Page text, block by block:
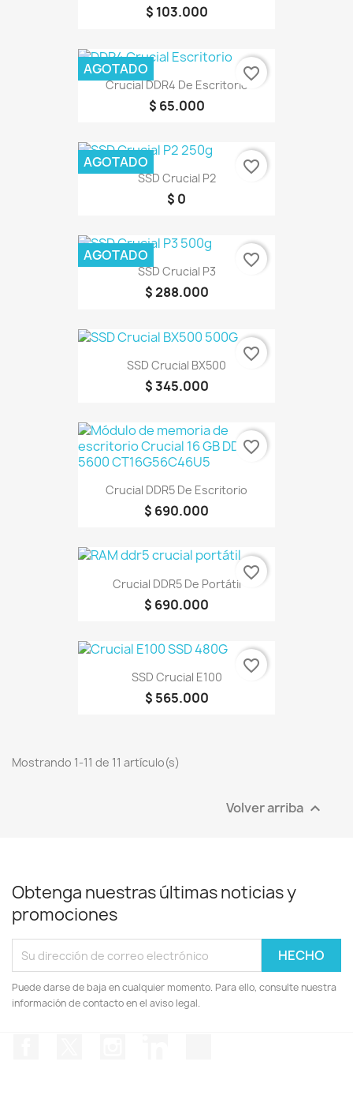
$ 103.000
Crucial DDR4 De Escritorio
$ 65.000
AGOTADO favorite_border
SSD Crucial P2
$ 0
AGOTADO favorite_border
SSD Crucial P3
$ 288.000
AGOTADO favorite_border
SSD Crucial BX500
$ 345.000
favorite_border
Crucial DDR5 De Escritorio
$ 690.000
favorite_border
Crucial DDR5 De Portátil
$ 690.000
favorite_border
SSD Crucial E100
$ 565.000
favorite_border
Mostrando 1-11 de 11 artículo(s)
Volver arriba 
Obtenga nuestras últimas noticias y
promociones
Puede darse de baja en cualquier momento. Para ello, consulte nuestra
información de contacto en el aviso legal.